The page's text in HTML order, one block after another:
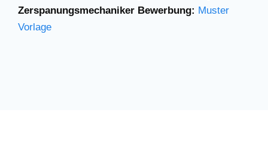
Zerspanungsmechaniker Bewerbung: Muster
Vorlage